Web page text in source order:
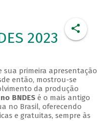
2023
sua primeira apresentação
então, mostrou-se
da produção
BNDESé o mais antigo
no Brasil, oferecendo
e gratuitas, sempre às